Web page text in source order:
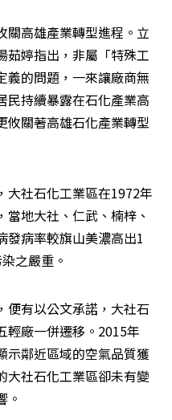
關高雄產業轉型進程。立
茹婷指出，非屬「特殊工
義的問題，一來讓廠商無
民持續暴露在石化產業高
攸關著高雄石化產業轉型
大社石化工業區在1972年
地大社、仁武、楠梓、
發病率較旗山美濃高出1
之嚴重。
便有以公文承諾，大社石
輕廠一併遷移。2015年
示鄰近區域的空氣品質獲
大社石化工業區卻未有變
。